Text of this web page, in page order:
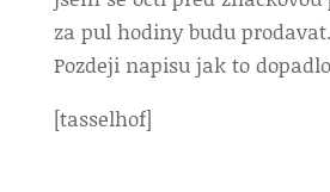
za pul hodiny budu
Pozdeji napisu jak to
[tasselhof]